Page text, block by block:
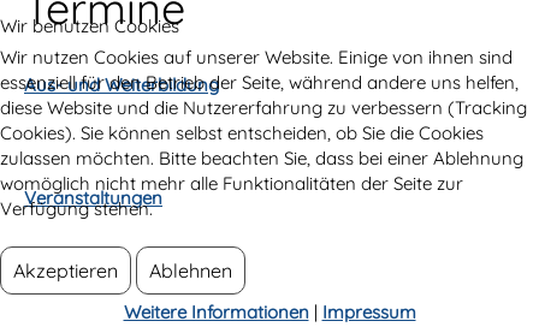
Aus- und Weiterbildung
Veranstaltungen
Wir benutzen Cookies
Wir nutzen Cookies auf unserer Website. Einige von ihnen sind
essenziell für den Betrieb der Seite, während andere uns helfen,
diese Website und die Nutzererfahrung zu verbessern (Tracking
Cookies). Sie können selbst entscheiden, ob Sie die Cookies
zulassen möchten. Bitte beachten Sie, dass bei einer Ablehnung
womöglich nicht mehr alle Funktionalitäten der Seite zur
Verfügung stehen.
Akzeptieren Ablehnen
Weitere Informationen| Impressum